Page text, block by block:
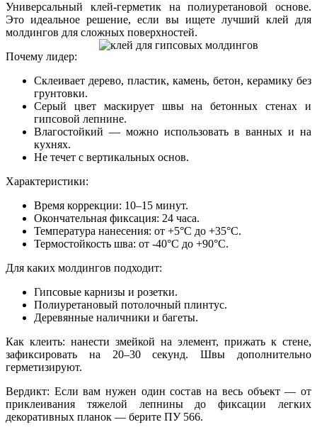
Универсальный клей-герметик на полиуретановой основе.
Это идеальное решение, если вы ищете лучший клей для
молдингов для сложных поверхностей.
Почему лидер:
Склеивает дерево, пластик, камень, бетон, керамику без
грунтовки.
Серый цвет маскирует швы на бетонных стенах и
гипсовой лепнине.
Влагостойкий — можно использовать в ванных и на
кухнях.
Не течет с вертикальных основ.
Характеристики:
Время коррекции: 10–15 минут.
Окончательная фиксация: 24 часа.
Температура нанесения: от +5°C до +35°C.
Термостойкость шва: от -40°C до +90°C.
Для каких молдингов подходит:
Гипсовые карнизы и розетки.
Полиуретановый потолочный плинтус.
Деревянные наличники и багеты.
Как клеить: нанести змейкой на элемент, прижать к стене,
зафиксировать на 20–30 секунд. Швы дополнительно
герметизируют.
Вердикт: Если вам нужен один состав на весь объект — от
приклеивания тяжелой лепнины до фиксации легких
декоративных планок — берите ПУ 566.